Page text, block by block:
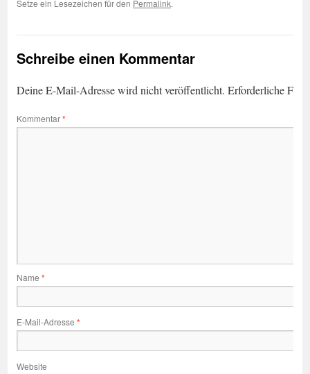
Setze ein Lesezeichen für den Permalink.
Schreibe einen Kommentar
Deine E-Mail-Adresse wird nicht veröffentlicht. Erforderliche
Kommentar*
Name *
E-Mail-Adresse *
Website